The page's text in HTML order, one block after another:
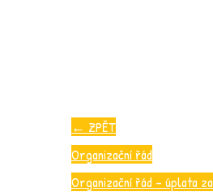
← ZPĚT
Organizační řád
Organizační řád – úplata